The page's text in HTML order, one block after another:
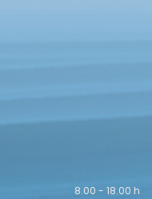
8.00 - 18.00 h